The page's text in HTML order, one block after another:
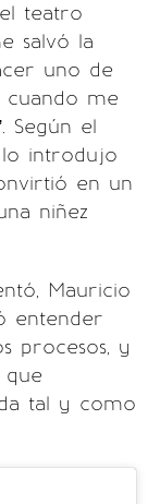
teatro
salvó la
uno de
cuando me
Según el
introdujo
en un
niñez
Mauricio
entender
procesos, y
que
tal y como